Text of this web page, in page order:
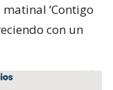
‘Contigo
con un